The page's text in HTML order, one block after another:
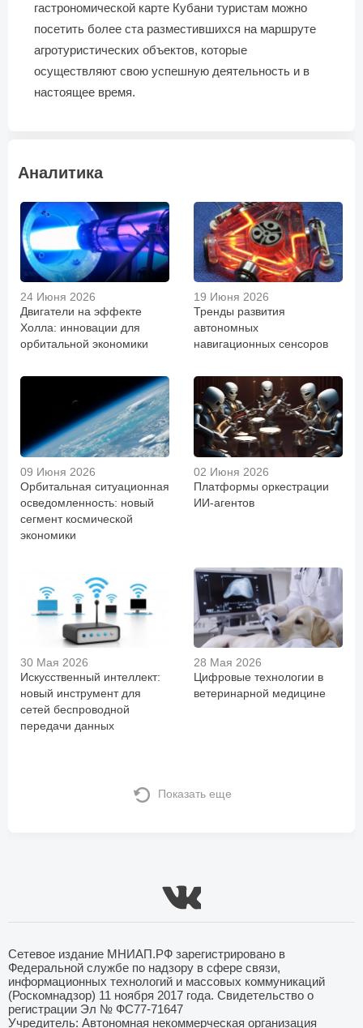
гастрономической карте Кубани туристам можно
посетить более ста разместившихся на маршруте
агротуристических объектов, которые
осуществляют свою успешную деятельность и в
настоящее время.
Аналитика
24 Июня 2026
Двигатели на эффекте
Холла: инновации для
орбитальной экономики
19 Июня 2026
Тренды развития
автономных
навигационных сенсоров
09 Июня 2026
Орбитальная ситуационная
осведомленность: новый
сегмент космической
экономики
02 Июня 2026
Платформы оркестрации
ИИ-агентов
30 Мая 2026
Искусственный интеллект:
новый инструмент для
сетей беспроводной
передачи данных
28 Мая 2026
Цифровые технологии в
ветеринарной медицине
Показать еще
Сетевое издание МНИАП.РФ зарегистрировано в
Федеральной службе по надзору в сфере связи,
информационных технологий и массовых коммуникаций
(Роскомнадзор) 11 ноября 2017 года. Свидетельство о
регистрации Эл № ФС77-71647
Учредитель: Автономная некоммерческая организация